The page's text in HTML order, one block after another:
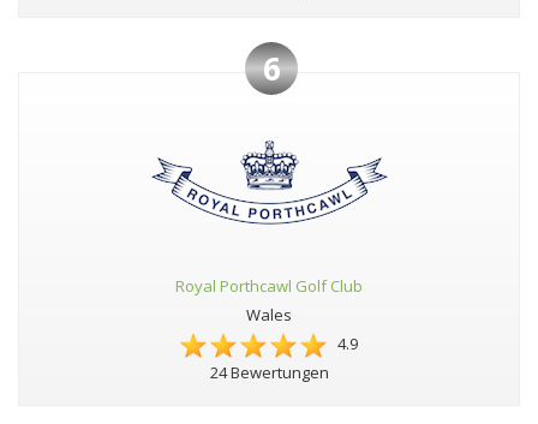
6
Royal Porthcawl Golf Club
Wales
4.9
24 Bewertungen